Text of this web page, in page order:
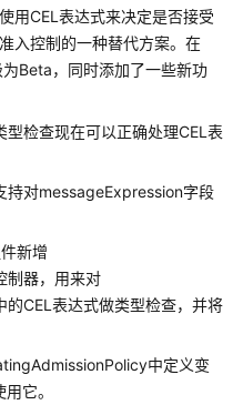
用CEL表达式来决定是否接受
入控制的一种替代方案。在
Beta，同时添加了一些新功
检查现在可以正确处理CEL表
对messageExpression字段
新增
制器，用来对
CEL表达式做类型检查，并将
中定义变
它。